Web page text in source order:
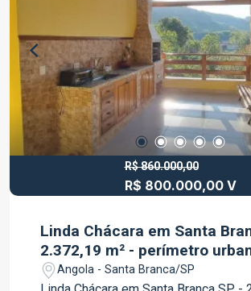
R$ 860.000,00
R$ 800.000,00 V
Linda Chácara em Santa
2.372,19 m² - perímetro
Angola - Santa Branca/SP